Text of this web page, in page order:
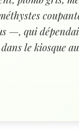
—, qui
le kiosque